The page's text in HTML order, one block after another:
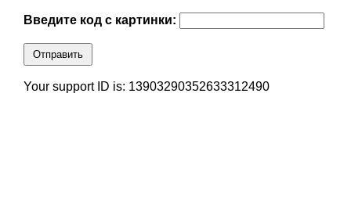
Введите код с картинки:
Отправить
Your support ID is: 13903290352633312490